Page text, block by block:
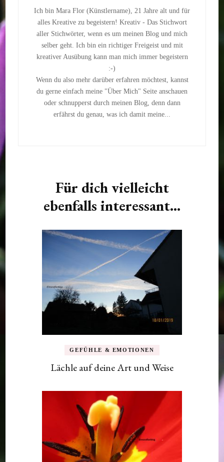
Ich bin Mara Flor (Künstlername), 21 Jahre alt und für
alles Kreative zu begeistern! Kreativ - Das Stichwort
aller Stichwörter, wenn es um meinen Blog und mich
selber geht. Ich bin ein richtiger Freigeist und mit
kreativer Ausübung kann man mich immer begeistern
:-)
Wenn du also mehr darüber erfahren möchtest, kannst
du gerne einfach meine "Über Mich" Seite anschauen
oder schnupperst durch meinen Blog, denn dann
erfährst du genau, was ich damit meine...
Für dich vielleicht
ebenfalls interessant...
GEFÜHLE & EMOTIONEN
Lächle auf deine Art und Weise